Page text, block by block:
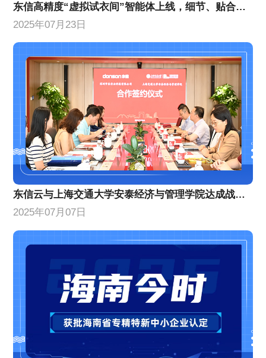
东信高精度“虚拟试衣间”智能体上线，细节、贴合度等AI换衣技术能力创新升级
2025年07月23日
东信云与上海交通大学安泰经济与管理学院达成战略合作
2025年07月07日